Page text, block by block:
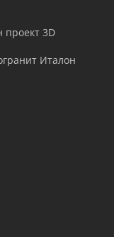
проект 3D
Италон